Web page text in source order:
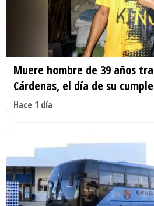
Muere hombre de 39 años
Cárdenas, el día de su
Hace 1 día